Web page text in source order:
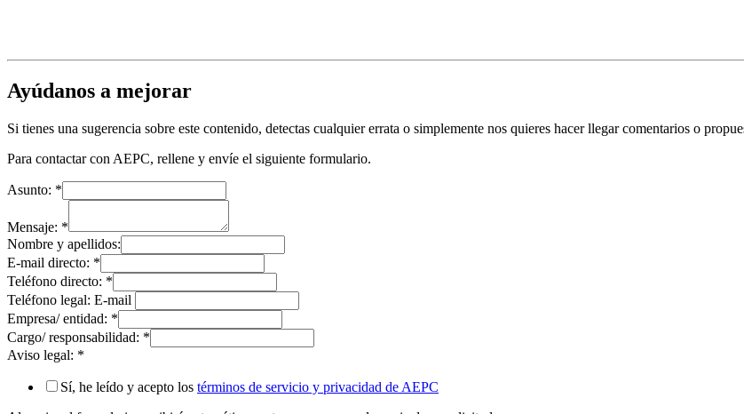
Ayúdanos a mejorar
Si tienes una sugerencia sobre este contenido, detectas cualquier errata o simplemente nos quieres hacer llegar comentarios o
Para contactar con AEPC, rellene y envíe el siguiente formulario.
Asunto: *
Mensaje: *
Nombre y apellidos:
E-mail directo: *
Teléfono directo: *
Teléfono legal: E-mail
Empresa/ entidad: *
Cargo/ responsabilidad: *
Aviso legal: *
Sí, he leído y acepto los términos de servicio y privacidad de AEPC